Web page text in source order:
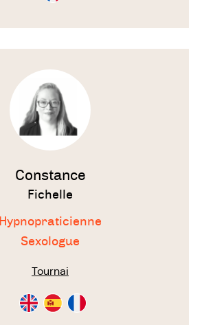
Constance
Fichelle
Hypnopraticienne
Sexologue
Tournai
Consultation
en
Consultation
en
Consultation
en